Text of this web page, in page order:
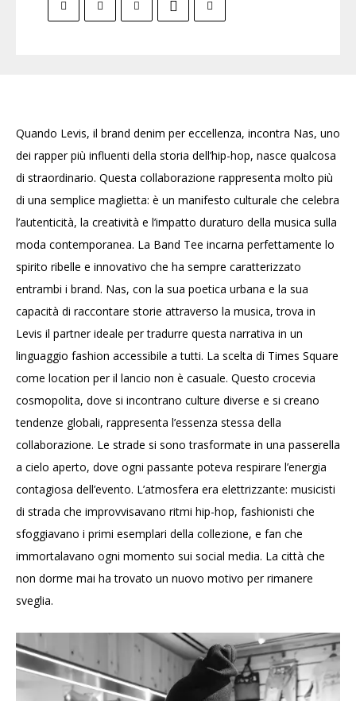
Quando Levis, il brand denim per eccellenza, incontra Nas, uno
dei rapper più influenti della storia dell’hip-hop, nasce qualcosa
di straordinario. Questa collaborazione rappresenta molto più
di una semplice maglietta: è un manifesto culturale che celebra
l’autenticità, la creatività e l’impatto duraturo della musica sulla
moda contemporanea. La Band Tee incarna perfettamente lo
spirito ribelle e innovativo che ha sempre caratterizzato
entrambi i brand. Nas, con la sua poetica urbana e la sua
capacità di raccontare storie attraverso la musica, trova in
Levis il partner ideale per tradurre questa narrativa in un
linguaggio fashion accessibile a tutti. La scelta di Times Square
come location per il lancio non è casuale. Questo crocevia
cosmopolita, dove si incontrano culture diverse e si creano
tendenze globali, rappresenta l’essenza stessa della
collaborazione. Le strade si sono trasformate in una passerella
a cielo aperto, dove ogni passante poteva respirare l’energia
contagiosa dell’evento. L’atmosfera era elettrizzante: musicisti
di strada che improvvisavano ritmi hip-hop, fashionisti che
sfoggiavano i primi esemplari della collezione, e fan che
immortalavano ogni momento sui social media. La città che
non dorme mai ha trovato un nuovo motivo per rimanere
sveglia.